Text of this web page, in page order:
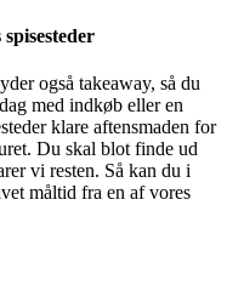
også takeaway, så du
med indkøb eller en
klare aftensmaden for
Du skal blot finde ud
vi resten. Så kan du i
måltid fra en af vores